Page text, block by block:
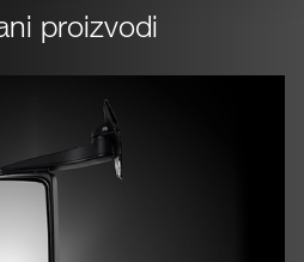
proizvodi